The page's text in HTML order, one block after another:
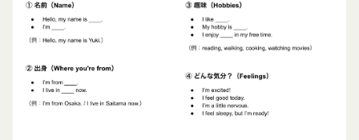
外部サービスとの連携により取得する情報
外部サービスでお客様が利用するIDおよびその他
外部サービスのプライバシー設定によりお客様が提
携先に開示を認めた情報を取得することがありま
す。
取得した個人情報等の利用目的
当社との間で締結する契約に基づき、本サービスと
提携するサービス（以下「提携サービス」といいま
す。）を提供し、又はその運営を行う者をいいま
す。
第2条（総則・適用範囲）
本規約は、会員と当社間において本サービスの利用